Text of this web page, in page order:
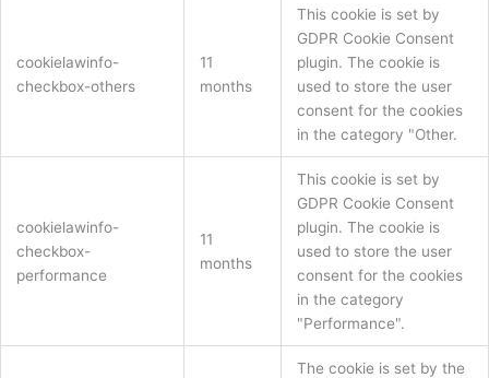
cookielawinfo-
checkbox-others
11
months
This cookie is set by
GDPR Cookie Consent
plugin. The cookie is
used to store the user
consent for the cookies
in the category "Other.
cookielawinfo-
checkbox-
performance
11
months
This cookie is set by
GDPR Cookie Consent
plugin. The cookie is
used to store the user
consent for the cookies
in the category
"Performance".
The cookie is set by the